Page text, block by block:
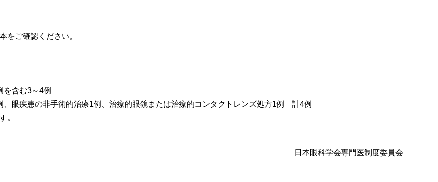
ご確認ください。
含む3～4例
眼疾患の非手術的治療1例、治療的眼鏡または治療的コンタクトレンズ処方1例 計4例
日本眼科学会専門医制度委員会